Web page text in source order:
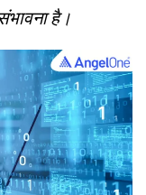
है।